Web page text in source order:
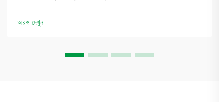
আরও দেখুন